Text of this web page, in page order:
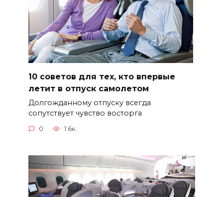
10 советов для тех, кто впервые
летит в отпуск самолетом
Долгожданному отпуску всегда
сопутствует чувство восторга
0 1.6к.